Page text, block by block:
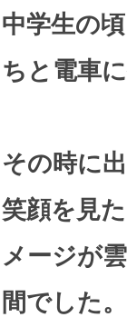
中学生の
ちと電車
その時に
笑顔を見
メージが
間でした